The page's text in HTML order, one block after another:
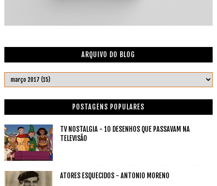
ARQUIVO DO BLOG
POSTAGENS POPULARES
TV NOSTALGIA - 10 DESENHOS QUE PASSAVAM NA
TELEVISÃO
ATORES ESQUECIDOS - ANTONIO MORENO